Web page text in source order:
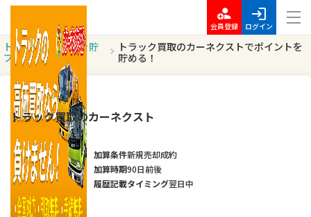
会員登録 ログイン
トッ
プ
ポイントを貯
める
トラック買取のカーネクストでポイントを
貯める！
高額ポイント
トラック買取のカーネクスト
加算条件新規売却成約
加算時期90日前後
履歴記載タイミング翌日中